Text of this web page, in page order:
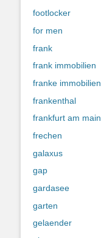
footlocker
for men
frank
frank immobilien
franke immobilien
frankenthal
frankfurt am main
frechen
galaxus
gap
gardasee
garten
gelaender